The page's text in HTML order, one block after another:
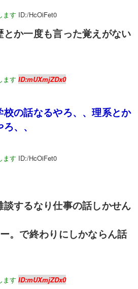
ます ID:/HcOiFet0
か一度も言った覚えがない
ます ID:mUXmjZDx0
の話なるやろ、、理系とか
、、
ます ID:/HcOiFet0
するなり仕事の話しかせん
。で終わりにしかならん話
ます ID:mUXmjZDx0